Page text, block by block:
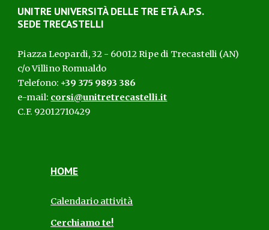
UNITRE UNIVERSITÀ DELLE TRE ETÀA.P.S.
SEDE TRECASTELLI
Piazza Leopardi, 32 - 60012 Ripe di Trecastelli (AN)
c/o Villino Romualdo
Telefono: +39 375 9893 386
e-mail: corsi@unitretrecastelli.it
C.F. 92012710429
HOME
Calendario attività
Cerchiamo te!